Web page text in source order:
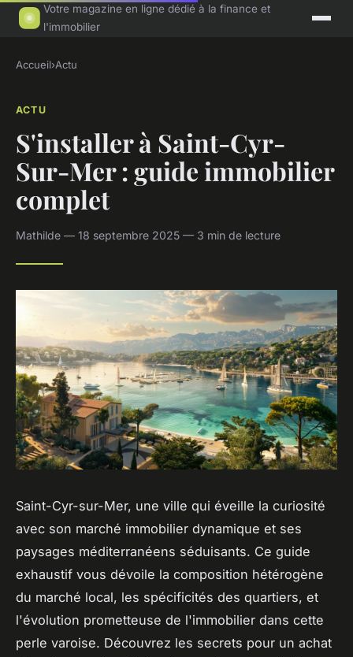
Votre magazine en ligne dédié à la finance et
l'immobilier
Accueil›Actu
ACTU
S'installer à Saint-Cyr-
Sur-Mer : guide immobilier
complet
Mathilde — 18 septembre 2025 — 3 min de lecture
Saint-Cyr-sur-Mer, une ville qui éveille la curiosité
avec son marché immobilier dynamique et ses
paysages méditerranéens séduisants. Ce guide
exhaustif vous dévoile la composition hétérogène
du marché local, les spécificités des quartiers, et
l'évolution prometteuse de l'immobilier dans cette
perle varoise. Découvrez les secrets pour un achat